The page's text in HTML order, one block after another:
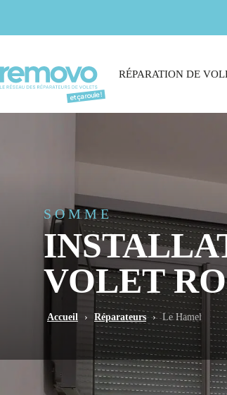
RÉPARATION DE
SOMME
VOLET
Accueil › Réparateurs › Le Hamel